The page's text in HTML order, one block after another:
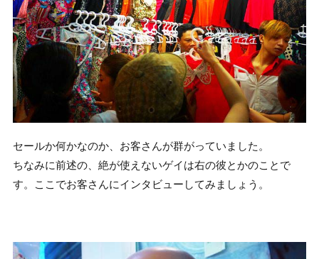
セールか何かなのか、お客さんが群がっていました。
ちなみに前述の、絶が使えないゲイは右の彼とかのことで
す。ここでお客さんにインタビューしてみましょう。